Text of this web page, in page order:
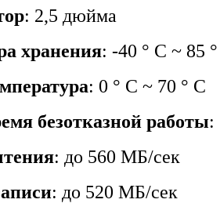
: 2,5 дюйма
хранения: -40 ° C ~ 85
: 0 ° C ~ 70 ° C
безотказной работы:
: до 560 МБ/сек
: до 520 МБ/сек